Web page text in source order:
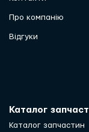
Про компанію
Відгуки
Каталог
Каталог запчастин